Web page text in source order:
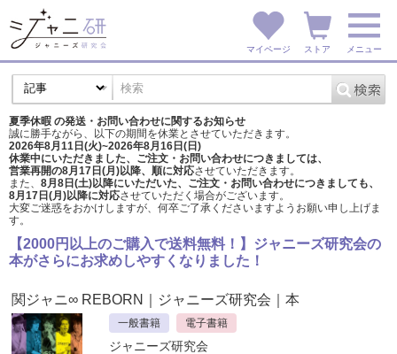
マイページ ストア メニュー
夏季休暇 の発送・お問い合わせに関するお知らせ
誠に勝手ながら、以下の期間を休業とさせていただきます。
2026年8月11日(火)~2026年8月16日(日)
休業中にいただきました、ご注文・お問い合わせにつきましては、
営業再開の8月17日(月)以降、順に対応させていただきます。
また、 8月8日(土)以降にいただいた、ご注文・ お問い合わせにつきましても、
8月17日(月)以降に対応させていただく場合がございます。
大変ご迷惑をおかけしますが、 何卒ご了承くださいますようお願い申し上げま
す。
【2000円以上のご購入で送料無料！】ジャニーズ研究会の
本がさらにお求めしやすくなりました！
関ジャニ∞ REBORN ｜ジャニーズ研究会｜本
一般書籍 電子書籍
ジャニーズ研究会